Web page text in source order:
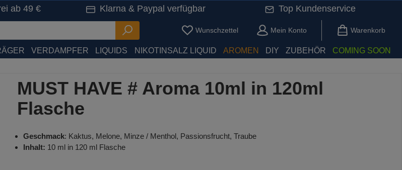
ab 49 € Klarna & Paypal verfügbar Top Kundenservice
Wunschzettel Du hast 0 Produkte auf dem Merkzettel
Mein Konto Warenkorb
VERDAMPFER LIQUIDS NIKOTINSALZ LIQUID AROMEN DIY ZUBEHÖR COMING SOON
MUST HAVE # Aroma 10ml in 120ml
Flasche
Geschmack: Kaktus, Melone, Minze / Menthol, Passionsfrucht, Traube
Inhalt: 10 ml in 120 ml Flasche